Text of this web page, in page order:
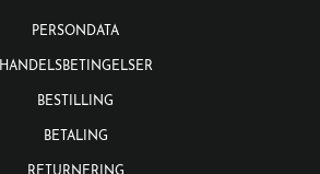
PERSONDATA
HANDELSBETINGELSER
BESTILLING
BETALING
RETURNERING